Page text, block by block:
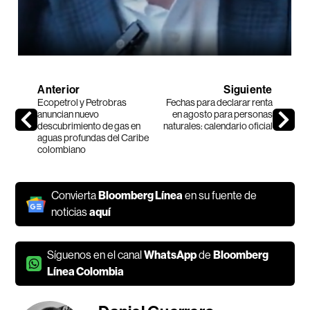
Anterior
Ecopetrol y Petrobras
anuncian nuevo
descubrimiento de gas en
aguas profundas del Caribe
colombiano
Siguiente
Fechas para declarar renta
en agosto para personas
naturales: calendario oficial
Convierta Bloomberg Líneaen su fuente de
noticiasaquí
Síguenos en el canalWhatsAppde Bloomberg
Línea Colombia